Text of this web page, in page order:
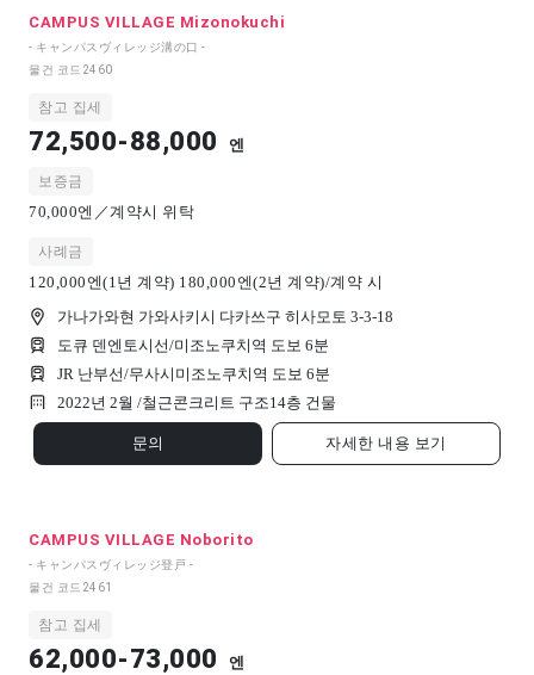
CAMPUS VILLAGE Mizonokuchi
- キャンパスヴィレッジ溝の口 -
물건 코드 2460
참고 집세
72,500-88,000 엔
보증금
70,000엔／계약시 위탁
사례금
120,000엔(1년 계약) 180,000엔(2년 계약)/계약 시
가나가와현 가와사키시 다카쓰구 히사모토 3-3-18
도큐 덴엔토시선/미조노쿠치역 도보 6분
JR 난부선/무사시미조노쿠치역 도보 6분
2022년 2월 /철근콘크리트 구조14층 건물
문의 자세한 내용 보기
CAMPUS VILLAGE Noborito
- キャンパスヴィレッジ登戸 -
물건 코드 2461
참고 집세
62,000-73,000 엔